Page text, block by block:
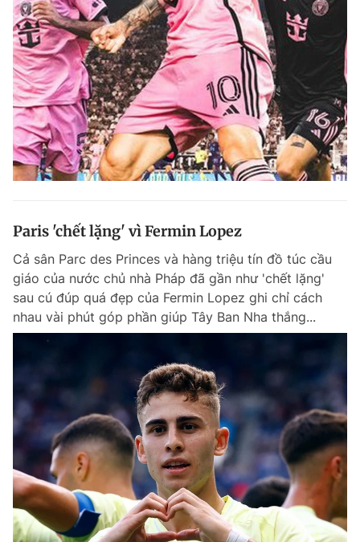
Paris 'chết lặng' vì Fermin Lopez
Cả sân Parc des Princes và hàng triệu tín đồ túc cầu
giáo của nước chủ nhà Pháp đã gần như 'chết lặng'
sau cú đúp quá đẹp của Fermin Lopez ghi chỉ cách
nhau vài phút góp phần giúp Tây Ban Nha thắng...